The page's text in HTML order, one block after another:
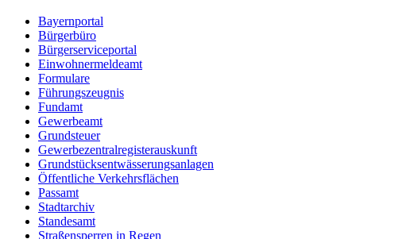
Bayernportal
Bürgerbüro
Bürgerserviceportal
Einwohnermeldeamt
Formulare
Führungszeugnis
Fundamt
Gewerbeamt
Grundsteuer
Gewerbezentralregisterauskunft
Grundstücksentwässerungsanlagen
Öffentliche Verkehrsflächen
Passamt
Stadtarchiv
Standesamt
Straßensperren in Regen